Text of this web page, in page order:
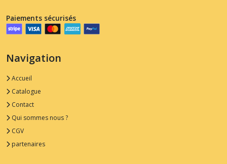
Paiements sécurisés
Navigation
Accueil
Catalogue
Contact
Qui sommes nous ?
CGV
partenaires